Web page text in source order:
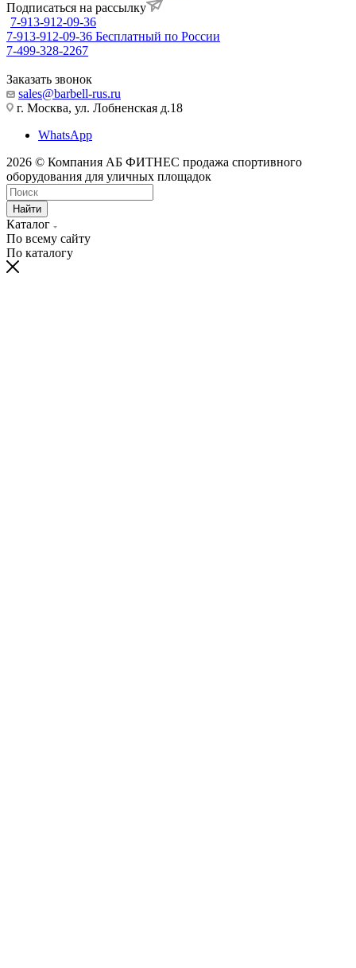
Подписаться на рассылку
7-913-912-09-36
7-913-912-09-36 Бесплатный по России
7-499-328-2267
Заказать звонок
sales@barbell-rus.ru
г. Москва, ул. Лобненская д.18
WhatsApp
2026 © Компания АБ ФИТНЕС продажа спортивного
оборудования для уличных площадок
Найти
Каталог
По всему сайту
По каталогу